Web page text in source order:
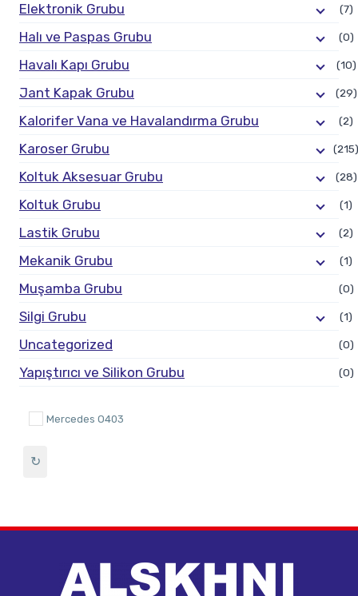
Elektronik Grubu (7)
Halı ve Paspas Grubu (0)
Havalı Kapı Grubu (10)
Jant Kapak Grubu (29)
Kalorifer Vana ve Havalandırma Grubu (2)
Karoser Grubu (215)
Koltuk Aksesuar Grubu (28)
Koltuk Grubu (1)
Lastik Grubu (2)
Mekanik Grubu (1)
Muşamba Grubu (0)
Silgi Grubu (1)
Uncategorized (0)
Yapıştırıcı ve Silikon Grubu (0)
Mercedes O403
↻